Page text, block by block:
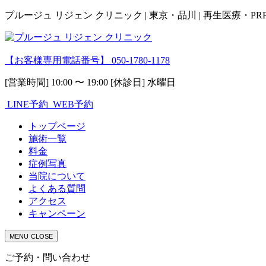
プルージュ リジェン クリニック | 東京・品川 | 再生医療・
【お客様専用電話番号】 050-1780-1178
[営業時間] 10:00 〜 19:00 [休診日] 水曜日
LINE予約 WEB予約
トップページ
施術一覧
料金
症例写真
当院について
よくある質問
アクセス
キャンペーン
MENU CLOSE
ご予約・問い合わせ